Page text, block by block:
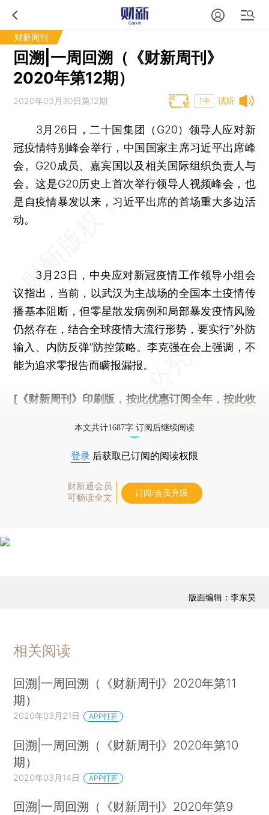
财新周刊
回溯|一周回溯（《财新周刊》
2020年第12期）
试听
2020年03月30日第12期 T中
3月26日，二十国集团（G20）领导人应对新
冠疫情特别峰会举行，中国国家主席习近平出席峰
会。G20成员、嘉宾国以及相关国际组织负责人与
会。这是G20历史上首次举行领导人视频峰会，也
是自疫情暴发以来，习近平出席的首场重大多边活
动。
3月23日，中央应对新冠疫情工作领导小组会
议指出，当前，以武汉为主战场的全国本土疫情传
播基本阻断，但零星散发病例和局部暴发疫情风险
仍然存在，结合全球疫情大流行形势，要实行“外防
输入、内防反弹”防控策略。李克强在会上强调，不
能为追求零报告而瞒报漏报。
[《财新周刊》印刷版， 按此优惠订阅全年， 按此收
本文共计1687字 订阅后继续阅读
登录 后获取已订阅的阅读权限
财新通会员
可畅读全文
订阅/会员升级
版面编辑：李东昊
相关阅读
回溯|一周回溯（《财新周刊》2020年第11
期）
2020年03月21日 APP打开
回溯|一周回溯（《财新周刊》2020年第10
期）
2020年03月14日 APP打开
回溯|一周回溯（《财新周刊》2020年第9